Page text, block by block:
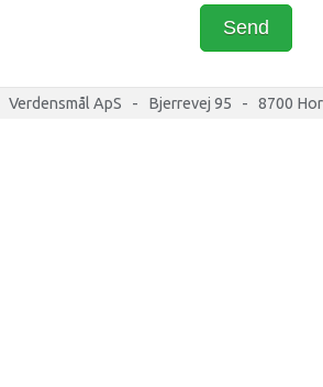
Send
Verdensmål ApS - Bjerrevej 95 - 8700